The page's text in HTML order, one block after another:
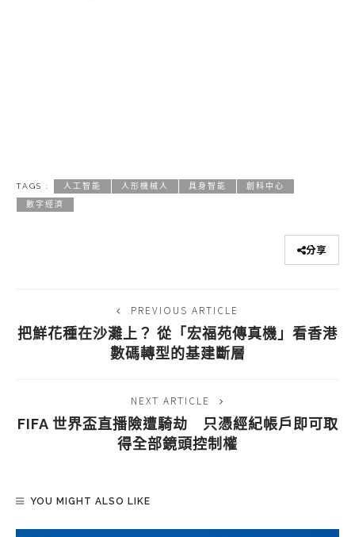
TAGS : 人工智能 人形機械人 具身智能 創科中心
數字經濟
分享
PREVIOUS ARTICLE
把鮮花種在沙灘上？ 從「宏福苑傳真機」看香港
數碼轉型的基建斷層
NEXT ARTICLE
FIFA 世界盃直播險遭騎劫 只憑經紀帳戶即可取
得全部鏡頭控制權
YOU MIGHT ALSO LIKE